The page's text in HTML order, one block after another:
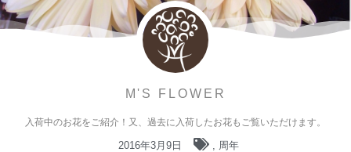
M'S FLOWER
入荷中のお花をご紹介！又、過去に入荷したお花もご覧いただけます。
2016年3月9日 , 周年